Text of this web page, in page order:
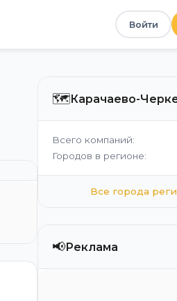
Войти
🗺️Карачаево-
Всего компаний:
Городов в регионе:
Все города
📢Реклама